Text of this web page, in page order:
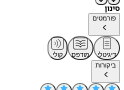
סינון
פורמטים
דיגיטלי מודפס
קולי
ביקורות